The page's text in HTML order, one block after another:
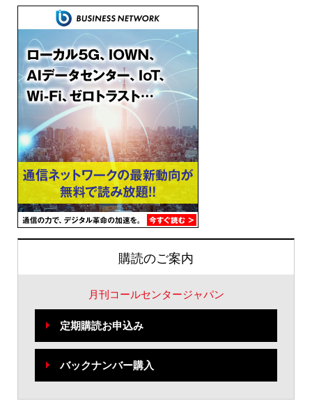
購読のご案内
月刊コールセンタージャパン
定期購読お申込み
バックナンバー購入